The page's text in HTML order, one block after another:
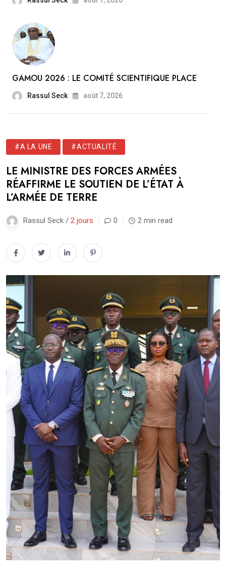
GAMOU 2026 : LE COMITÉ SCIENTIFIQUE PLACE
Rassul Seck août 7, 2026
#A LA UNE #ACTUALITÉ
LE MINISTRE DES FORCES ARMÉES
RÉAFFIRME LE SOUTIEN DE L’ÉTAT À
L’ARMÉE DE TERRE
Rassul Seck / 2 jours 0 2 min read